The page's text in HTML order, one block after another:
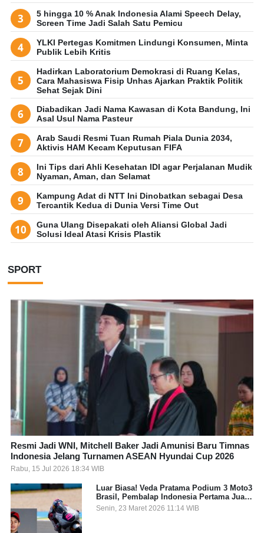
5 hingga 10 % Anak Indonesia Alami Speech Delay,
Screen Time Jadi Salah Satu Pemicu
YLKI Pertegas Komitmen Lindungi Konsumen, Minta
Publik Lebih Kritis
Hadirkan Laboratorium Demokrasi di Ruang Kelas,
Cara Mahasiswa Fisip Unhas Ajarkan Praktik Politik
Sehat Sejak Dini
Diabadikan Jadi Nama Kawasan di Kota Bandung, Ini
Asal Usul Nama Pasteur
Arab Saudi Resmi Tuan Rumah Piala Dunia 2034,
Aktivis HAM Kecam Keputusan FIFA
Ini Tips dari Ahli Kesehatan IDI agar Perjalanan Mudik
Nyaman, Aman, dan Selamat
Kampung Adat di NTT Ini Dinobatkan sebagai Desa
Tercantik Kedua di Dunia Versi Time Out
Guna Ulang Disepakati oleh Aliansi Global Jadi
Solusi Ideal Atasi Krisis Plastik
SPORT
Resmi Jadi WNI, Mitchell Baker Jadi Amunisi Baru Timnas
Indonesia Jelang Turnamen ASEAN Hyundai Cup 2026
Rabu, 15 Jul 2026 18:34 WIB
Luar Biasa! Veda Pratama Podium 3 Moto3
Brasil, Pembalap Indonesia Pertama Juara
Grand Prix
Senin, 23 Maret 2026 11:14 WIB